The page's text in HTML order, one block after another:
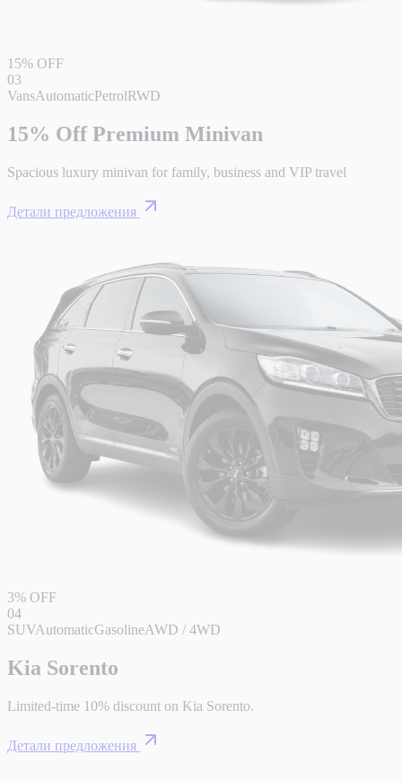
15% OFF
03
VansAutomaticPetrolRWD
15% Off Premium Minivan
Spacious luxury minivan for family, business and VIP travel
Детали предложения
3% OFF
04
SUVAutomaticGasolineAWD / 4WD
Kia Sorento
Limited-time 10% discount on Kia Sorento.
Детали предложения